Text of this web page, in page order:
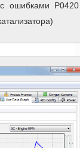
ошибками